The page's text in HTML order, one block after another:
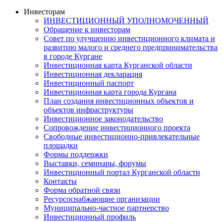
Инвесторам
ИНВЕСТИЦИОННЫЙ УПОЛНОМОЧЕННЫЙ
Обращение к инвесторам
Совет по улучшению инвестиционного климата и
развитию малого и среднего предпринимательства
в городе Кургане
Инвестиционная карта Курганской области
Инвестиционная декларация
Инвестиционный паспорт
Инвестиционная карта города Кургана
План создания инвестиционных объектов и
объектов инфраструктуры
Инвестиционное законодательство
Сопровождение инвестиционного проекта
Свободные инвестиционно-привлекательные
площадки
Формы поддержки
Выставки, семинары, форумы
Инвестиционный портал Курганской области
Контакты
Форма обратной связи
Ресурсоснабжающие организации
Муниципально-частное партнерство
Инвестиционный профиль